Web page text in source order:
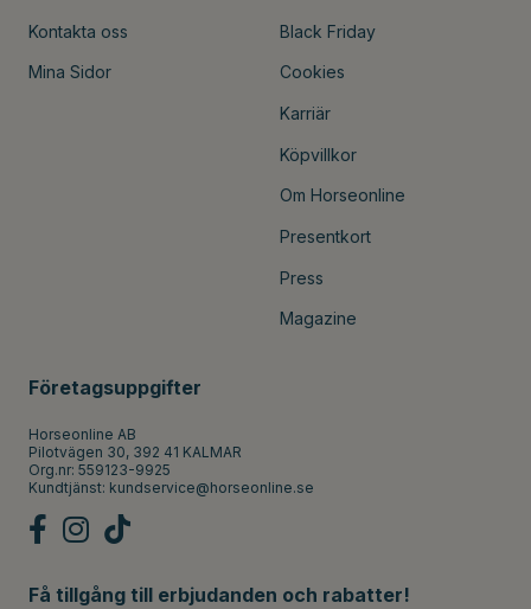
Kontakta oss
Mina Sidor
Black Friday
Cookies
Karriär
Köpvillkor
Om Horseonline
Presentkort
Press
Magazine
Företagsuppgifter
Horseonline AB
Pilotvägen 30, 392 41 KALMAR
Org.nr: 559123-9925
Kundtjänst: kundservice@horseonline.se
Få tillgång till erbjudanden och rabatter!